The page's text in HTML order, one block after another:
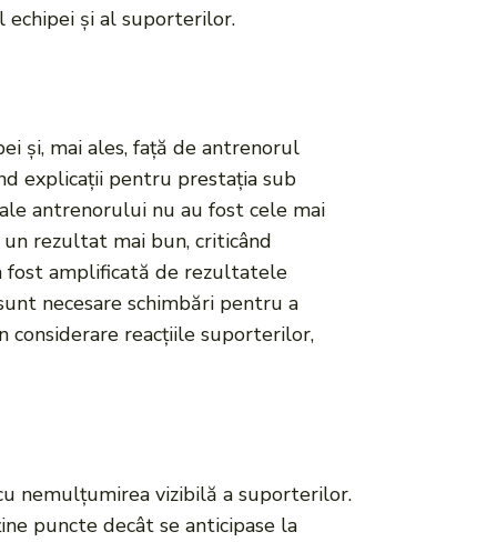
echipei și al suporterilor.
și, mai ales, față de antrenorul
explicații pentru prestația sub
antrenorului nu au fost cele mai
rezultat mai bun, criticând
fost amplificată de rezultatele
necesare schimbări pentru a
considerare reacțiile suporterilor,
nemulțumirea vizibilă a suporterilor.
puncte decât se anticipase la